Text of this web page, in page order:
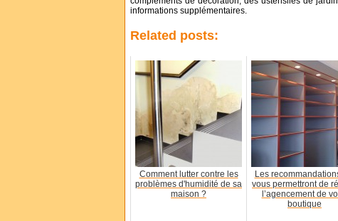
informations supplémentaires.
Related posts:
Comment lutter contre les
problèmes d'humidité de sa
maison ?
Les
vous permettront de
l’agencement de
boutique